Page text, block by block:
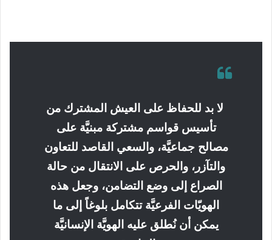
لا بد للحفاظ على العيش المشترك من
تأسيس قواسم مشتركة مبنيَّة على
مصالح جماعيَّة، والسعي القاصد للتعاون
والتآزر، والحرص على الانتقال من حالة
الصراع إلى وضع التضامن، وجعل هذه
الهويّات الفرعيَّة تتكامل بلوغاً إلى ما
يمكن أن نُطلق عليه الهويَّة الإنسانيَّة